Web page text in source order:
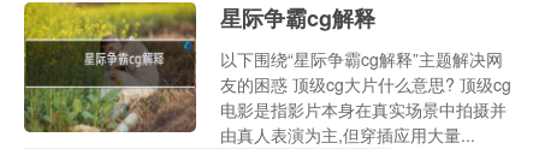
星际争霸cg解释
以下围绕“星际争霸cg解释”主题解决网
友的困惑 顶级cg大片什么意思? 顶级cg
电影是指影片本身在真实场景中拍摄并
由真人表演为主,但穿插应用大量...